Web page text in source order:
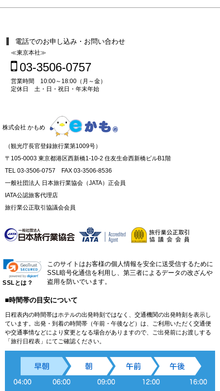
電話でのお申し込み・お問い合わせ
≪東京本社≫
03-3506-0757
営業時間 10:00～18:00（月～金）
定休日 土・日・祝日・年末年始
株式会社 かもめ
（観光庁長官登録旅行業第1009号）
〒105-0003 東京都港区西新橋1-10-2 住友生命西新橋ビルB1階
TEL 03-3506-0757 FAX 03-3506-8536
一般社団法人 日本旅行業協会（JATA）正会員
IATA公認旅客代理店
旅行業公正取引協議会会員
SSLとは？
このサイトはお客様の個人情報を安全に送受信するために
SSL暗号化通信を利用し、第三者によるデータの改ざんや
盗用を防いでいます。
■時間帯の目安について
日程表内の時間帯はホテルの出発時刻ではなく、交通機関の出発時刻を表示し
ています。出発・到着の時間帯（午前・午後など）は、ご利用いただく交通便
や交通事情などにより変更となる場合がありますので、ご出発前にお渡しする
「旅行日程表」にてご確認ください。